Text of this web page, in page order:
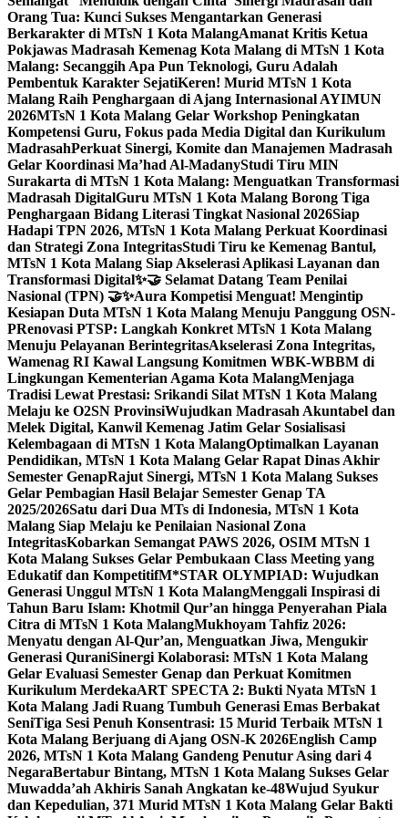
Orang Tua: Kunci Sukses Mengantarkan Generasi
Berkarakter di MTsN 1 Kota MalangAmanat Kritis Ketua
Pokjawas Madrasah Kemenag Kota Malang di MTsN 1 Kota
Malang: Secanggih Apa Pun Teknologi, Guru Adalah
Pembentuk Karakter SejatiKeren! Murid MTsN 1 Kota
Malang Raih Penghargaan di Ajang Internasional AYIMUN
2026MTsN 1 Kota Malang Gelar Workshop Peningkatan
Kompetensi Guru, Fokus pada Media Digital dan Kurikulum
MadrasahPerkuat Sinergi, Komite dan Manajemen Madrasah
Gelar Koordinasi Ma’had Al-MadanyStudi Tiru MIN
Surakarta di MTsN 1 Kota Malang: Menguatkan Transformasi
Madrasah DigitalGuru MTsN 1 Kota Malang Borong Tiga
Penghargaan Bidang Literasi Tingkat Nasional 2026Siap
Hadapi TPN 2026, MTsN 1 Kota Malang Perkuat Koordinasi
dan Strategi Zona IntegritasStudi Tiru ke Kemenag Bantul,
MTsN 1 Kota Malang Siap Akselerasi Aplikasi Layanan dan
Transformasi Digital✨🤝 Selamat Datang Team Penilai
Nasional (TPN) 🤝✨Aura Kompetisi Menguat! Mengintip
Kesiapan Duta MTsN 1 Kota Malang Menuju Panggung OSN-
PRenovasi PTSP: Langkah Konkret MTsN 1 Kota Malang
Menuju Pelayanan BerintegritasAkselerasi Zona Integritas,
Wamenag RI Kawal Langsung Komitmen WBK-WBBM di
Lingkungan Kementerian Agama Kota MalangMenjaga
Tradisi Lewat Prestasi: Srikandi Silat MTsN 1 Kota Malang
Melaju ke O2SN ProvinsiWujudkan Madrasah Akuntabel dan
Melek Digital, Kanwil Kemenag Jatim Gelar Sosialisasi
Kelembagaan di MTsN 1 Kota MalangOptimalkan Layanan
Pendidikan, MTsN 1 Kota Malang Gelar Rapat Dinas Akhir
Semester GenapRajut Sinergi, MTsN 1 Kota Malang Sukses
Gelar Pembagian Hasil Belajar Semester Genap TA
2025/2026Satu dari Dua MTs di Indonesia, MTsN 1 Kota
Malang Siap Melaju ke Penilaian Nasional Zona
IntegritasKobarkan Semangat PAWS 2026, OSIM MTsN 1
Kota Malang Sukses Gelar Pembukaan Class Meeting yang
Edukatif dan KompetitifM*STAR OLYMPIAD: Wujudkan
Generasi Unggul MTsN 1 Kota MalangMenggali Inspirasi di
Tahun Baru Islam: Khotmil Qur’an hingga Penyerahan Piala
Citra di MTsN 1 Kota MalangMukhoyam Tahfiz 2026:
Menyatu dengan Al-Qur’an, Menguatkan Jiwa, Mengukir
Generasi QuraniSinergi Kolaborasi: MTsN 1 Kota Malang
Gelar Evaluasi Semester Genap dan Perkuat Komitmen
Kurikulum MerdekaART SPECTA 2: Bukti Nyata MTsN 1
Kota Malang Jadi Ruang Tumbuh Generasi Emas Berbakat
SeniTiga Sesi Penuh Konsentrasi: 15 Murid Terbaik MTsN 1
Kota Malang Berjuang di Ajang OSN-K 2026English Camp
2026, MTsN 1 Kota Malang Gandeng Penutur Asing dari 4
NegaraBertabur Bintang, MTsN 1 Kota Malang Sukses Gelar
Muwadda’ah Akhiris Sanah Angkatan ke-48Wujud Syukur
dan Kepedulian, 371 Murid MTsN 1 Kota Malang Gelar Bakti